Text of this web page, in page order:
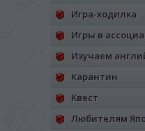
Игра-ходилка
Игры в
Изучаем
Карантин
Квест
Любителям